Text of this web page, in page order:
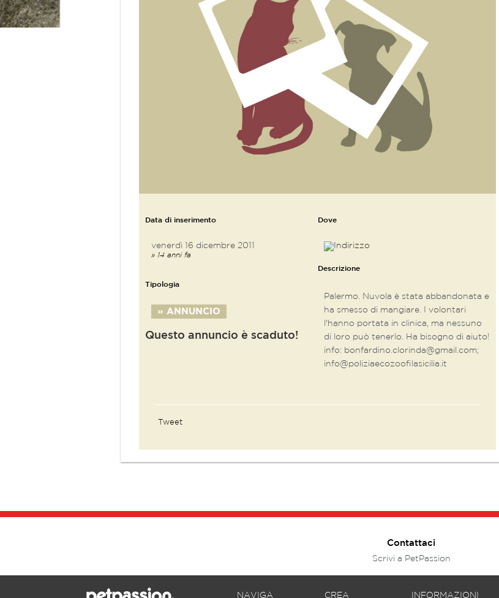
Data di inserimento
venerdì 16 dicembre 2011
» 14 anni fa
Tipologia
» ANNUNCIO
Questo annuncio è scaduto!
Dove
Descrizione
Palermo. Nuvola è stata abbandonata e
ha smesso di mangiare. I volontari
l'hanno portata in clinica, ma nessuno
di loro può tenerlo. Ha bisogno di aiuto!
info: bonfardino.clorinda@gmail.com;
info@poliziaecozoofilasicilia.it
Tweet
Contattaci
Scrivi a PetPassion
NAVIGA CREA INFORMAZIONI